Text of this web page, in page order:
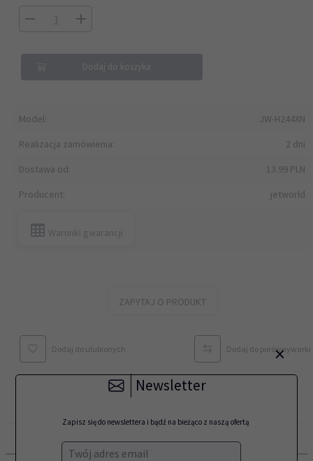
Model:
JW-H244XN
Realizacja zamówienia:
2 dni
Dostawa od:
13.99 PLN
Producent:
jetworld
Warunki gwarancji
ZAPYTAJ O PRODUKT
Dodaj do koszyka
Dodaj do ulubionych Dodaj do porównywarki
OPIS PRODUKTU
×
Newsletter
Zapisz się do newslettera i bądź na bieżąco z naszą ofertą
Twój adres email